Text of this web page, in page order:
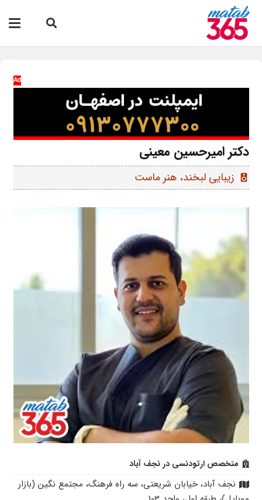
Ad
دکتر امیرحسین معینی
speaker زیبایی لبخند، هنر ماست
متخصص ارتودنسی در نجف آباد
نجف آباد، خیابان شریعتی، سه راه فرهنگ، مجتمع نگین (بازار